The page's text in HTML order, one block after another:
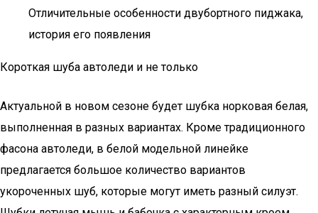
Отличительные особенности двубортного пиджака,
история его появления
Короткая шуба автоледи и не только
Актуальной в новом сезоне будет шубка норковая белая,
выполненная в разных вариантах. Кроме традиционного
фасона автоледи, в белой модельной линейке
предлагается большое количество вариантов
укороченных шуб, которые могут иметь разный силуэт.